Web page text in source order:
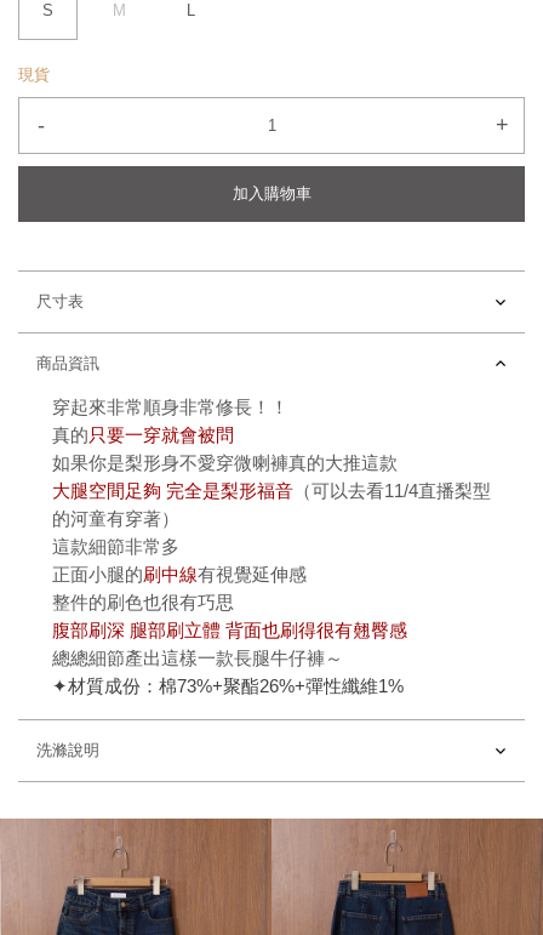
S M L
現貨
- +
加入購物車
尺寸表
商品資訊
穿起來非常順身非常修長！！
真的只要一穿就會被問
如果你是梨形身不愛穿微喇褲真的大推這款
大腿空間足夠 完全是梨形福音 （可以去看11/4直播梨型
的河童有穿著）
這款細節非常多
正面小腿的刷中線有視覺延伸感
整件的刷色也很有巧思
腹部刷深 腿部刷立體 背面也刷得很有翹臀感
總總細節產出這樣一款長腿牛仔褲～
✦材質成份：棉73%+聚酯26%+彈性纖維1%
洗滌說明